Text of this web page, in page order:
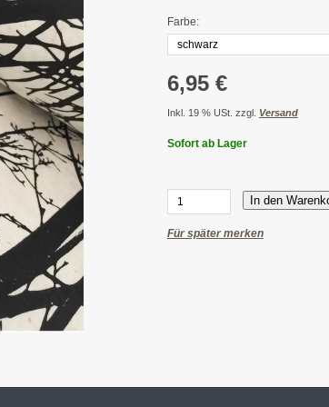
Farbe:
6,95 €
Inkl. 19 % USt. zzgl. Versand
Sofort ab Lager
In den
Für später merken